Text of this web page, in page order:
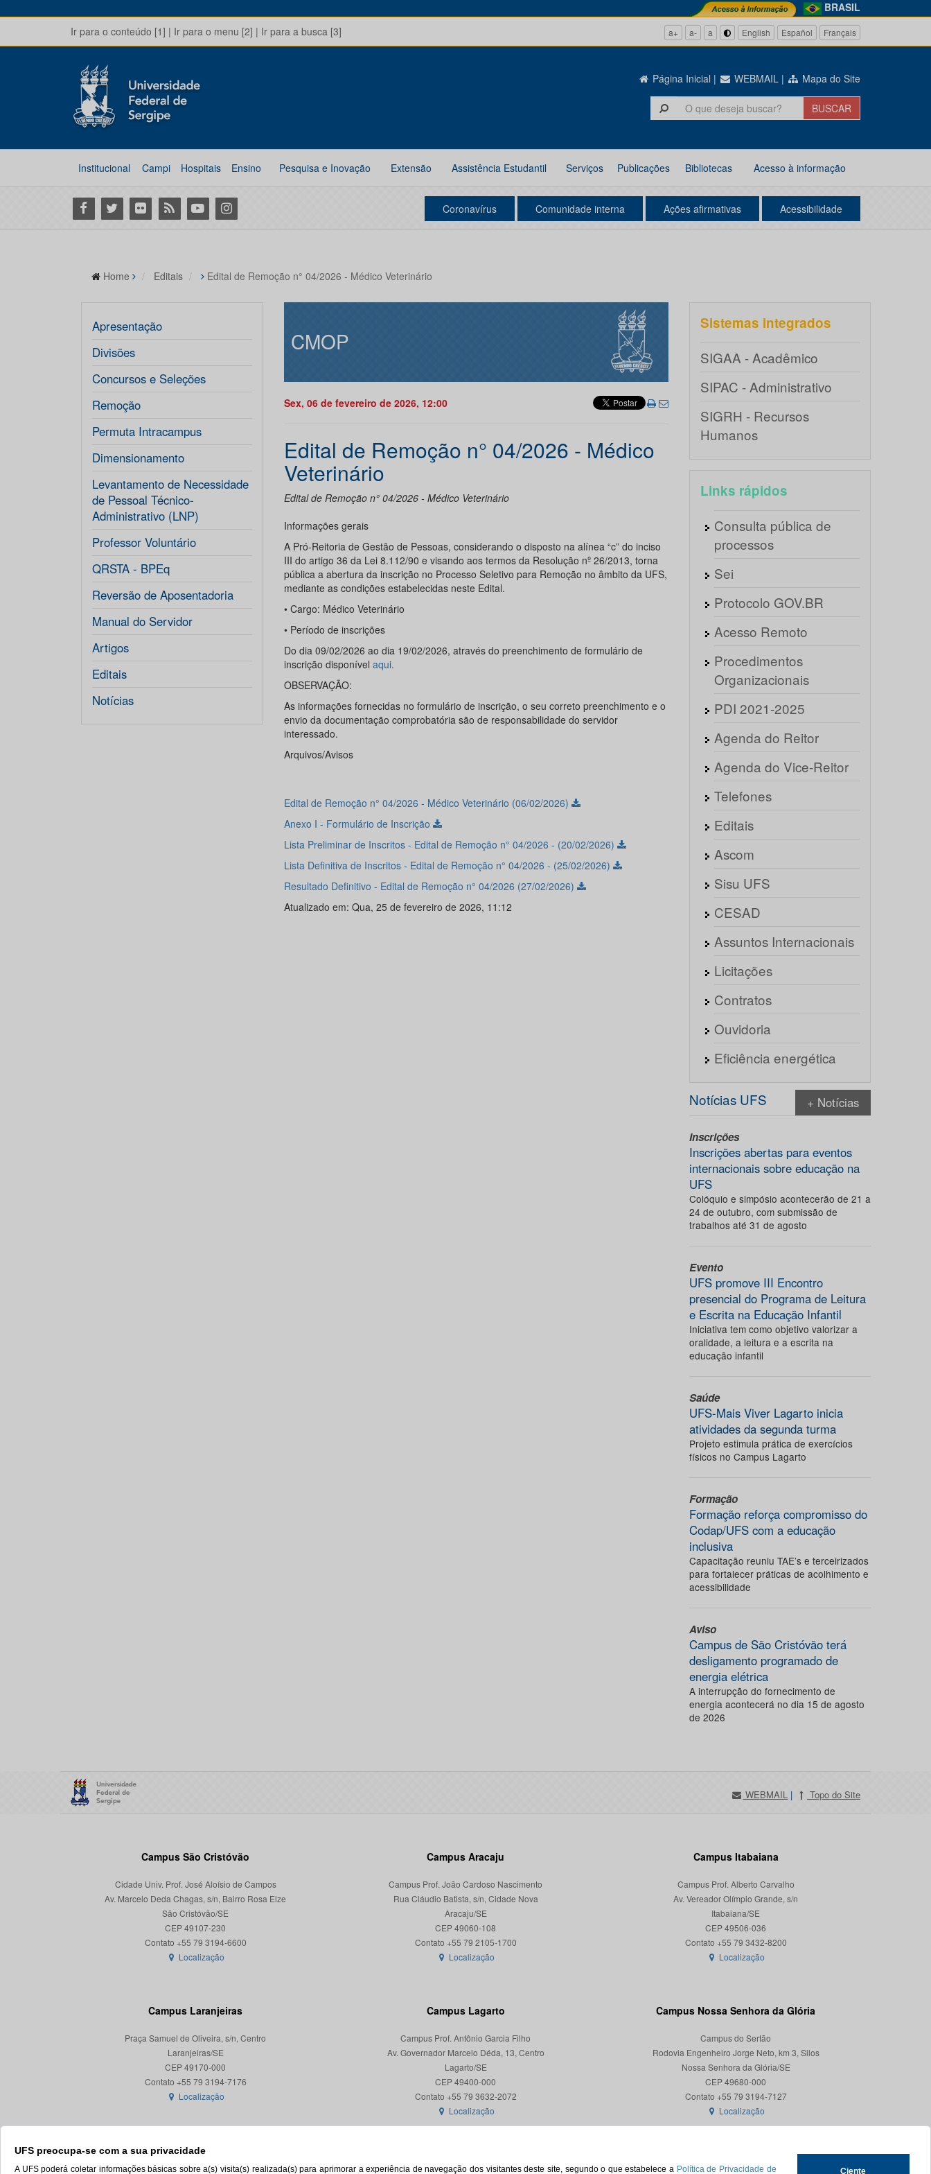
BRASIL
Ir para o conteúdo [1] | Ir para o menu [2] | Ir para a busca [3] a+ a- a English Español Français
Página Inicial | WEBMAIL | Mapa do Site
Institucional Campi Hospitais Ensino Pesquisa e Inovação Extensão Assistência Estudantil Serviços Publicações Bibliotecas Acesso à informação
Facebook
Twitter Flickr RSS YoutubeInstagram Coronavírus Comunidade interna Ações afirmativas Acessibilidade
UFS preocupa-se com a sua privacidade
A UFS poderá coletar informações básicas sobre a(s) visita(s) realizada(s) para aprimorar a experiência de navegação dos visitantes deste site, segundo o que estabelece a Política de Privacidade de Ciente
Home Editais Edital de Remoção n° 04/2026 - Médico Veterinário
Apresentação
Divisões
Concursos e Seleções
Remoção
Permuta Intracampus
Dimensionamento
Levantamento de Necessidade
de Pessoal Técnico-
Administrativo (LNP)
Professor Voluntário
QRSTA - BPEq
Reversão de Aposentadoria
Manual do Servidor
Artigos
Editais
Notícias
CMOP
Sex, 06 de fevereiro de 2026, 12:00
Edital de Remoção n° 04/2026 - Médico
Veterinário
Edital de Remoção n° 04/2026 - Médico Veterinário
Informações gerais
A Pró-Reitoria de Gestão de Pessoas, considerando o disposto na alínea “c” do inciso
III do artigo 36 da Lei 8.112/90 e visando aos termos da Resolução nº 26/2013, torna
pública a abertura da inscrição no Processo Seletivo para Remoção no âmbito da UFS,
mediante as condições estabelecidas neste Edital.
• Cargo: Médico Veterinário
• Período de inscrições
Do dia 09/02/2026 ao dia 19/02/2026, através do preenchimento de formulário de
inscrição disponível aqui.
OBSERVAÇÃO:
As informações fornecidas no formulário de inscrição, o seu correto preenchimento e o
envio da documentação comprobatória são de responsabilidade do servidor
interessado.
Arquivos/Avisos
Edital de Remoção n° 04/2026 - Médico Veterinário (06/02/2026)
Anexo I - Formulário de Inscrição
Lista Preliminar de Inscritos - Edital de Remoção n° 04/2026 - (20/02/2026)
Lista Definitiva de Inscritos - Edital de Remoção n° 04/2026 - (25/02/2026)
Resultado Definitivo - Edital de Remoção n° 04/2026 (27/02/2026)
Atualizado em: Qua, 25 de fevereiro de 2026, 11:12
Sistemas integrados
SIGAA - Acadêmico
SIPAC - Administrativo
SIGRH - Recursos
Humanos
Links rápidos
Consulta pública de
processos
Sei
Protocolo GOV.BR
Acesso Remoto
Procedimentos
Organizacionais
PDI 2021-2025
Agenda do Reitor
Agenda do Vice-Reitor
Telefones
Editais
Ascom
Sisu UFS
CESAD
Assuntos Internacionais
Licitações
Contratos
Ouvidoria
Eficiência energética
Notícias UFS + Notícias
Inscrições
Inscrições abertas para eventos
internacionais sobre educação na
UFS
Colóquio e simpósio acontecerão de 21 a
24 de outubro, com submissão de
trabalhos até 31 de agosto
Evento
UFS promove III Encontro
presencial do Programa de Leitura
e Escrita na Educação Infantil
Iniciativa tem como objetivo valorizar a
oralidade, a leitura e a escrita na
educação infantil
Saúde
UFS-Mais Viver Lagarto inicia
atividades da segunda turma
Projeto estimula prática de exercícios
físicos no Campus Lagarto
Formação
Formação reforça compromisso do
Codap/UFS com a educação
inclusiva
Capacitação reuniu TAE’s e terceirizados
para fortalecer práticas de acolhimento e
acessibilidade
Aviso
Campus de São Cristóvão terá
desligamento programado de
energia elétrica
A interrupção do fornecimento de
energia acontecerá no dia 15 de agosto
de 2026
WEBMAIL | Topo do Site
Campus São Cristóvão
Cidade Univ. Prof. José Aloísio de Campos
Av. Marcelo Deda Chagas, s/n, Bairro Rosa Elze
São Cristóvão/SE
CEP 49107-230
Localização
Campus Aracaju
Campus Prof. João Cardoso Nascimento
Rua Cláudio Batista, s/n, Cidade Nova
Aracaju/SE
CEP 49060-108
Localização
Campus Itabaiana
Campus Prof. Alberto Carvalho
Av. Vereador Olímpio Grande, s/n
Itabaiana/SE
CEP 49506-036
Localização
Campus Laranjeiras
Praça Samuel de Oliveira, s/n, Centro
Laranjeiras/SE
CEP 49170-000
Localização
Campus Lagarto
Campus Prof. Antônio Garcia Filho
Av. Governador Marcelo Déda, 13, Centro
Lagarto/SE
CEP 49400-000
Localização
Campus Nossa Senhora da Glória
Campus do Sertão
Rodovia Engenheiro Jorge Neto, km 3, Silos
Nossa Senhora da Glória/SE
CEP 49680-000
Contato +55 79 3194-7127
Localização